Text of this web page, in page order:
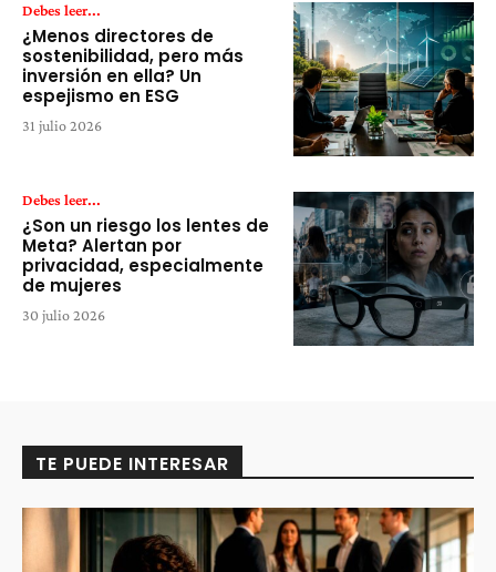
Debes leer...
¿Menos directores de
sostenibilidad, pero más
inversión en ella? Un
espejismo en ESG
31 julio 2026
Debes leer...
¿Son un riesgo los lentes de
Meta? Alertan por
privacidad, especialmente
de mujeres
30 julio 2026
TE PUEDE INTERESAR